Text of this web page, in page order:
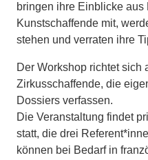
bringen ihre Einblicke
Kunstschaffende mit,
stehen und verraten ihre
Der Workshop richtet sich
Zirkusschaffende, die
Dossiers verfassen.
Die Veranstaltung findet
statt, die drei
können bei Bedarf in